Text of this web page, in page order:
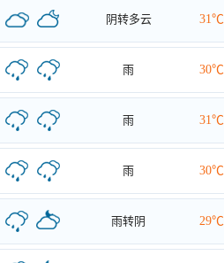
阴转多云 31℃
雨 30℃
雨 31℃
雨 30℃
雨转阴 29℃